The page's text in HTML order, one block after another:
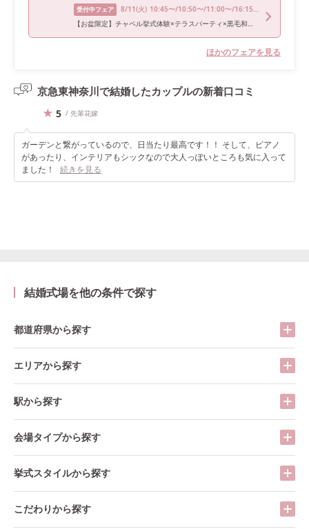
受付中フェア 8/11(火) 10:45〜/10:50〜/11:00〜/16:15〜/16:30〜
【お盆限定】チャペル挙式体験×テラスパーティ×黒毛和牛試食
ほかのフェアを見る
京急東神奈川で結婚したカップルの新着口コミ
5 / 先輩花嫁
ガーデンと繋がっているので、日当たり最高です！！ そして、ピアノ
があったり、インテリアもシックなので大人っぽいところも気に入って
ました！
続きを見る
結婚式場を他の条件で探す
都道府県から探す
エリアから探す
駅から探す
会場タイプから探す
挙式スタイルから探す
こだわりから探す